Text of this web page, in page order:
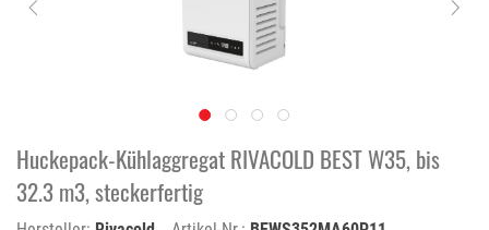
Huckepack-Kühlaggregat RIVACOLD BEST W35, bis
32.3 m3, steckerfertig